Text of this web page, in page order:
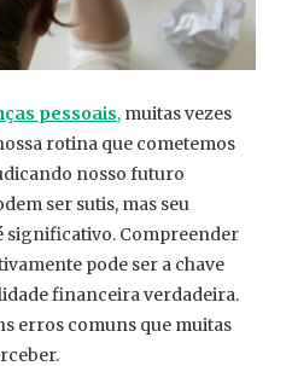
pessoais, muitas vezes
rotina que cometemos
nosso futuro
ser sutis, mas seu
significativo. Compreender
pode ser a chave
financeira verdadeira.
erros comuns que muitas